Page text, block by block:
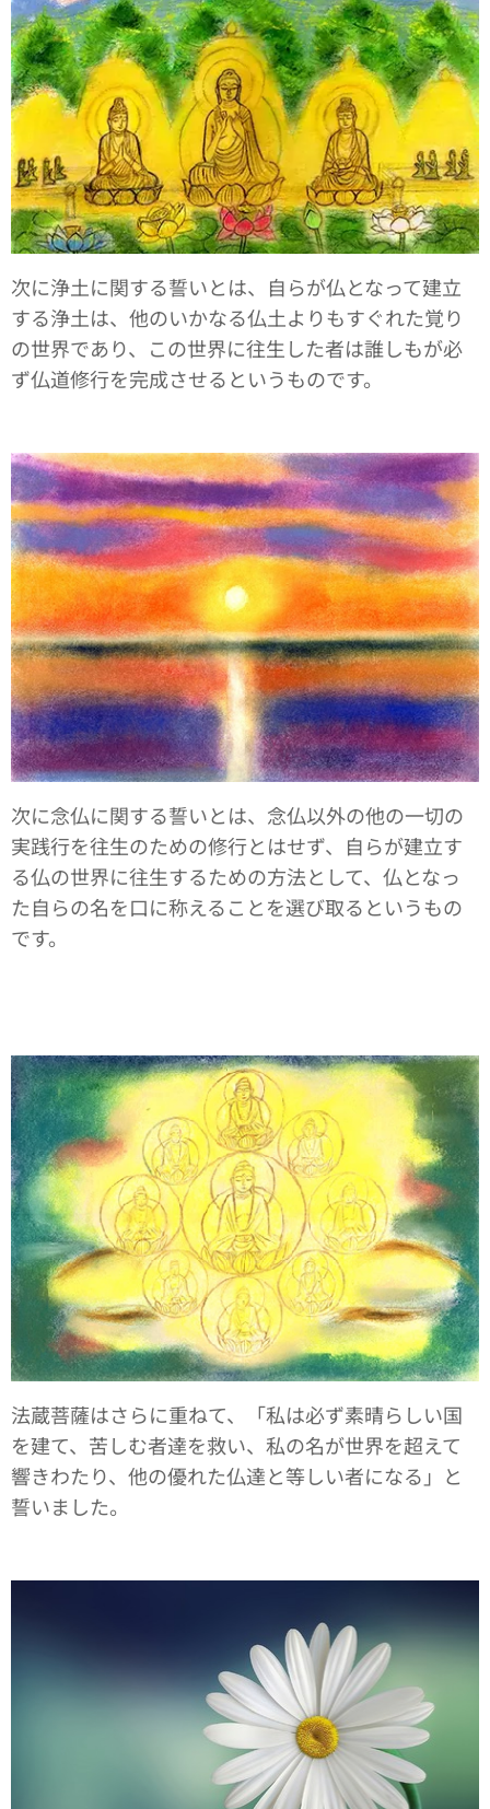
次に浄土に関する誓いとは、自らが仏となって建立
する浄土は、他のいかなる仏土よりもすぐれた覚り
の世界であり、この世界に往生した者は誰しもが必
ず仏道修行を完成させるというものです。
次に念仏に関する誓いとは、念仏以外の他の一切の
実践行を往生のための修行とはせず、自らが建立す
る仏の世界に往生するための方法として、仏となっ
た自らの名を口に称えることを選び取るというもの
です。
法蔵菩薩はさらに重ねて、「私は必ず素晴らしい国
を建て、苦しむ者達を救い、私の名が世界を超えて
響きわたり、他の優れた仏達と等しい者になる」と
誓いました。